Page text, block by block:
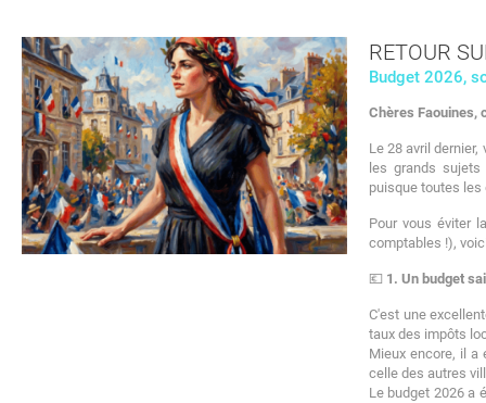
RETOUR
Budget 2026,
Chères Faouines,
Le 28 avril
les grands
puisque toutes
Pour vous éviter
comptables !),
💶 1. Un budget
C'est une
taux des impôts
Mieux encore, il a
celle des autres
Le budget 2026 a